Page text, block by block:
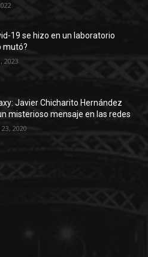
19 se hizo en un laboratorio
mutó?
2023
Javier Chicharito Hernández
misterioso mensaje en las redes
2020